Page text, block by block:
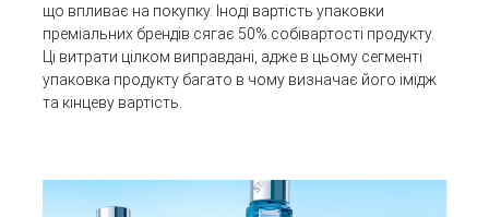
що впливає на покупку. Іноді вартість упаковки
преміальних брендів сягає 50% собівартості продукту.
Ці витрати цілком виправдані, адже в цьому сегменті
упаковка продукту багато в чому визначає його імідж
та кінцеву вартість.